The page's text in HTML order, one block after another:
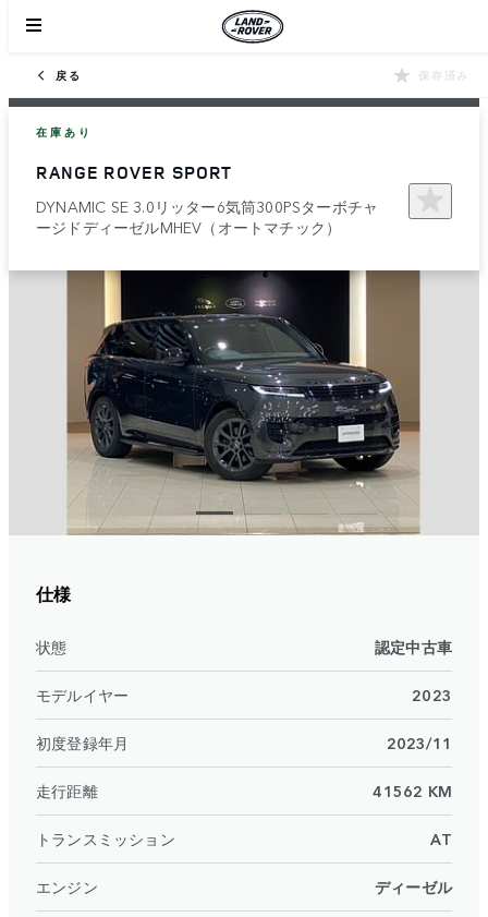
戻る 保存済み
在庫あり
RANGE ROVER SPORT
DYNAMIC SE 3.0リッター6気筒300PSターボチャ
ージドディーゼルMHEV（オートマチック）
仕様
状態 認定中古車
モデルイヤー 2023
初度登録年月 2023/11
走行距離 41562 KM
トランスミッション AT
エンジン ディーゼル